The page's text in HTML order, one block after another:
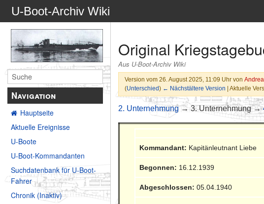
U-Boot-Archiv Wiki
Navigation
Hauptseite
Aktuelle Ereignisse
U-Boote
U-Boot-Kommandanten
Suchdatenbank für U-Boot-
Fahrer
Chronik (Inaktiv)
Original
Aus U-Boot-Archiv Wiki
Version vom 26. August 2025, 11:09 Uhr von
(Unterschied) ← Nächstältere Version | Aktuelle
2. Unternehmung→ 3. Unternehmung →
Kommandant: Kapitänleutnant Liebe
Begonnen: 16.12.1939
Abgeschlossen: 05.04.1940